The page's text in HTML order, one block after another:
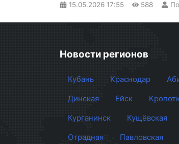
15.05.2026 17:55 588
Новости регионов
Кубань Краснодар
Динская
Ейск
Курганинск
Кущёвская
Отрадная
Павловская